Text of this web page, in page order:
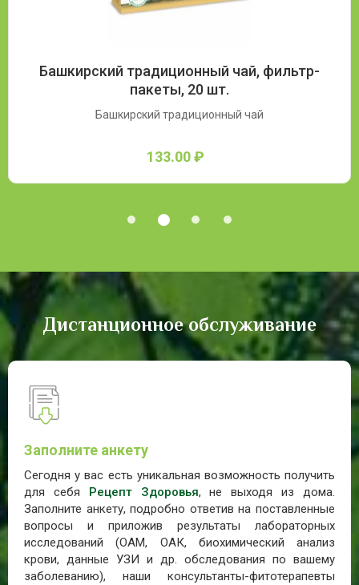
Башкирский традиционный чай, фильтр-
пакеты, 20 шт.
Башкирский традиционный чай
133.00 ₽
Дистанционное обслуживание
Заполните анкету
Сегодня у вас есть уникальная возможность получить
для себя Рецепт Здоровья, не выходя из дома.
Заполните анкету, подробно ответив на поставленные
вопросы и приложив результаты лабораторных
исследований (ОАМ, ОАК, биохимический анализ
крови, данные УЗИ и др. обследования по вашему
заболеванию), наши консультанты-фитотерапевты